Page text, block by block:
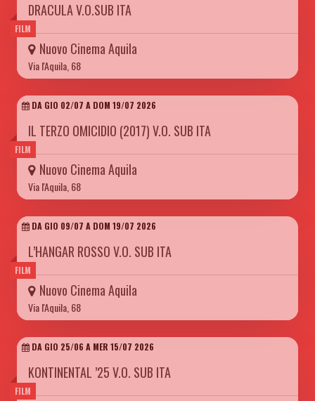
FILM
DRACULA V.O.SUB ITA
Nuovo Cinema Aquila
Via l'Aquila, 68
FILM
DA GIO 02/07 A DOM 19/07 2026
IL TERZO OMICIDIO (2017) V.O. SUB ITA
Nuovo Cinema Aquila
Via l'Aquila, 68
FILM
DA GIO 09/07 A DOM 19/07 2026
L’HANGAR ROSSO V.O. SUB ITA
Nuovo Cinema Aquila
Via l'Aquila, 68
FILM
DA GIO 25/06 A MER 15/07 2026
KONTINENTAL ’25 V.O. SUB ITA